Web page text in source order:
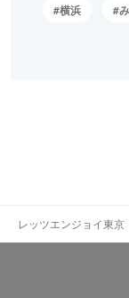
横浜
レッツエンジョイ東京